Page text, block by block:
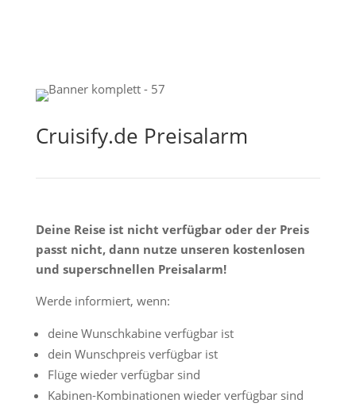
Cruisify.de Preisalarm
Deine Reise ist nicht verfügbar oder der Preis
passt nicht, dann nutze unseren kostenlosen
und superschnellen Preisalarm!
Werde informiert, wenn:
deine Wunschkabine verfügbar ist
dein Wunschpreis verfügbar ist
Flüge wieder verfügbar sind
Kabinen-Kombinationen wieder verfügbar sind